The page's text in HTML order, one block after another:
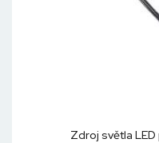
Zdroj světla